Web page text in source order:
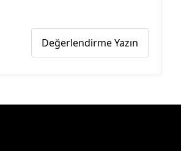
Değerlendirme Yazın